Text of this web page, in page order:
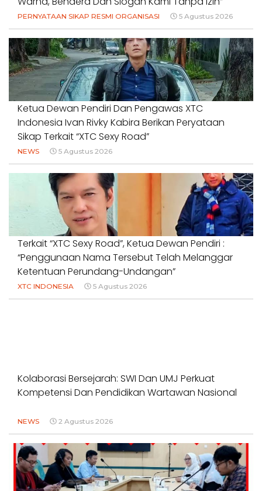
PERNYATAAN SIKAP RESMI ORGANISASI 5 Agustus 2026
Ketua Dewan Pendiri Dan Pengawas XTC
Indonesia Ivan Rivky Kabira Berikan Peryataan
Sikap Terkait “XTC Sexy Road”
NEWS 5 Agustus 2026
Terkait “XTC Sexy Road”, Ketua Dewan Pendiri :
“Penggunaan Nama Tersebut Telah Melanggar
Ketentuan Perundang-Undangan”
XTC INDONESIA 5 Agustus 2026
Kolaborasi Bersejarah: SWI Dan UMJ Perkuat
Kompetensi Dan Pendidikan Wartawan Nasional
NEWS 2 Agustus 2026